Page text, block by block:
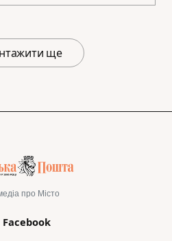
ще
про Місто
Facebook